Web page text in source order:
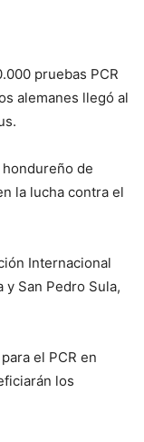
pruebas PCR
alemanes llegó al
de
la lucha contra el
Internacional
San Pedro Sula,
el PCR en
los